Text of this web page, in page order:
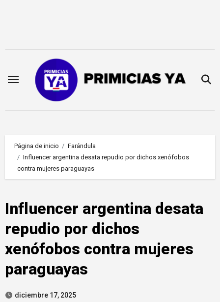
Página de inicio
Farándula
Influencer argentina desata repudio por dichos xenófobos
contra mujeres paraguayas
Influencer argentina desata
repudio por dichos
xenófobos contra mujeres
paraguayas
diciembre 17, 2025